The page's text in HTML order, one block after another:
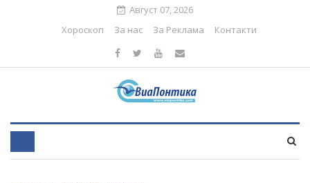
Август 07, 2026
Хороскоп
За нас За Реклама Контакти